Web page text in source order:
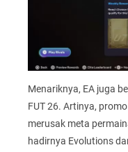
Menariknya, EA juga
FUT 26. Artinya,
merusak meta
hadirnya Evolutions